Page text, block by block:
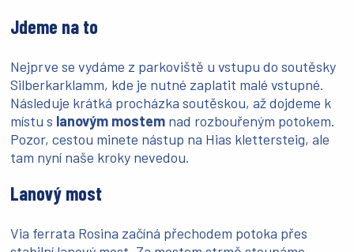
Jdeme na to
Nejprve se vydáme z parkoviště u vstupu do soutěsky
Silberkarklamm, kde je nutné zaplatit malé vstupné.
Následuje krátká procházka soutěskou, až dojdeme k
místu s lanovým mostem nad rozbouřeným potokem.
Pozor, cestou minete nástup na Hias klettersteig, ale
tam nyní naše kroky nevedou.
Lanový most
Via ferrata Rosina začíná přechodem potoka přes